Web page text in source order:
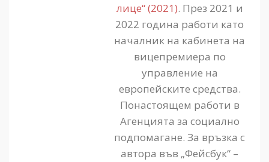
лице“ (2021). През 2021 и
2022 година работи като
началник на кабинета на
вицепремиера по
управление на
европейските средства.
Понастоящем работи в
Агенцията за социално
подпомагане. За връзка с
автора във „Фейсбук“ –